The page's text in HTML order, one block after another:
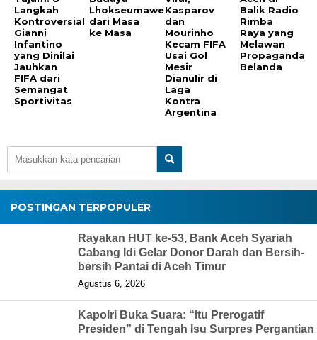
Langkah
Kontroversial
Gianni
Infantino
yang Dinilai
Jauhkan
FIFA dari
Semangat
Sportivitas
Lhokseumawe
dari Masa
ke Masa
Kasparov
dan
Mourinho
Kecam FIFA
Usai Gol
Mesir
Dianulir di
Laga
Kontra
Argentina
Balik Radio
Rimba
Raya yang
Melawan
Propaganda
Belanda
POSTINGAN TERPOPULER
Rayakan HUT ke-53, Bank Aceh Syariah
Cabang Idi Gelar Donor Darah dan Bersih-
bersih Pantai di Aceh Timur
Agustus 6, 2026
Kapolri Buka Suara: “Itu Prerogatif
Presiden” di Tengah Isu Surpres Pergantian